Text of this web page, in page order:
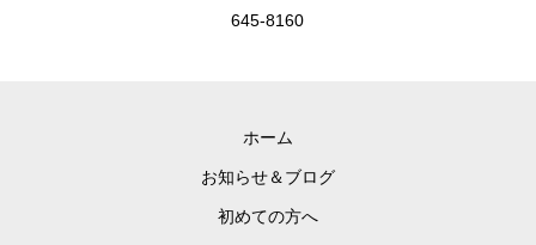
645-8160
ホーム
お知らせ＆ブログ
初めての方へ